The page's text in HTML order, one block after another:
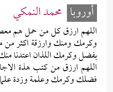
أوروبا محمد النمكي
اللهم ارزق كل من حمل هم
وكرمك ومنك وارزقة اكثر من
بفضل وكرمك اللذان اعتدنا
اللهم ارزق من كتب هذة
فضلك وكرمك وعلمة وزدة علما